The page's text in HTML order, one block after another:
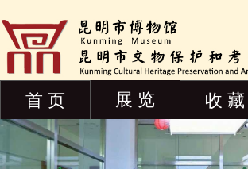
首 页 展 览 收 藏